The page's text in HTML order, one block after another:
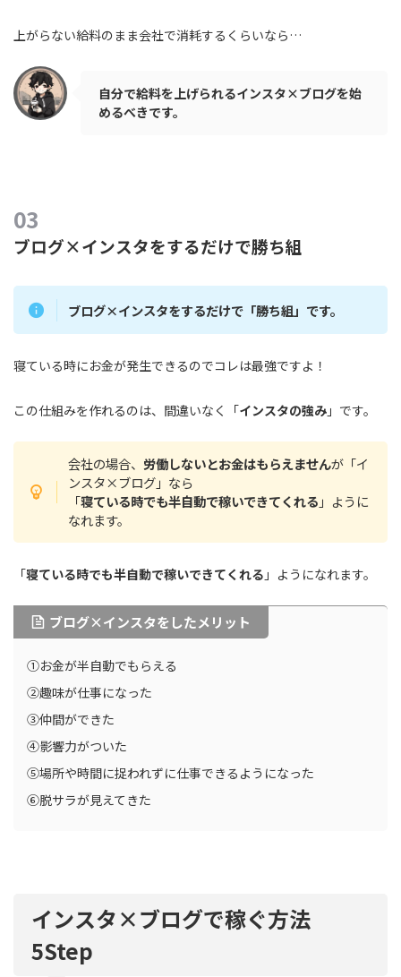
上がらない給料のまま会社で消耗するくらいなら…
自分で給料を上げられるインスタ×ブログを始
めるべきです。
ブログ×インスタをするだけで勝ち組
ブログ×インスタをするだけで「勝ち組」です。
寝ている時にお金が発生できるのでコレは最強ですよ！
この仕組みを作れるのは、間違いなく「インスタの強み 」です。
会社の場合、労働しないとお金はもらえませんが「イ
ンスタ×ブログ」なら
「寝ている時でも半自動で稼いできてくれる 」ように
なれます。
「寝ている時でも半自動で稼いできてくれる 」ようになれます。
ブログ×インスタをしたメリット
①お金が半自動でもらえる
②趣味が仕事になった
③仲間ができた
④影響力がついた
⑤場所や時間に捉われずに仕事できるようになった
⑥脱サラが見えてきた
インスタ×ブログで稼ぐ方法
5Step